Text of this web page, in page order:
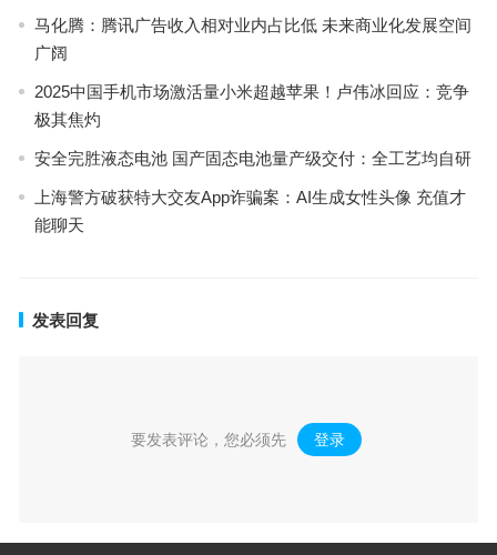
马化腾：腾讯广告收入相对业内占比低 未来商业化发展空间
广阔
2025中国手机市场激活量小米超越苹果！卢伟冰回应：竞争
极其焦灼
安全完胜液态电池 国产固态电池量产级交付：全工艺均自研
上海警方破获特大交友App诈骗案：AI生成女性头像 充值才
能聊天
发表回复
要发表评论，您必须先 登录 。